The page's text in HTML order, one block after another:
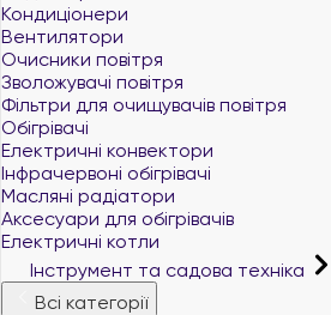
Кондиціонери
Вентилятори
Очисники повітря
Зволожувачі повітря
Фільтри для очищувачів повітря
Обігрівачі
Електричні конвектори
Інфрачервоні обігрівачі
Масляні радіатори
Аксесуари для обігрівачів
Електричні котли
Інструмент та садова техніка
Всі категорії